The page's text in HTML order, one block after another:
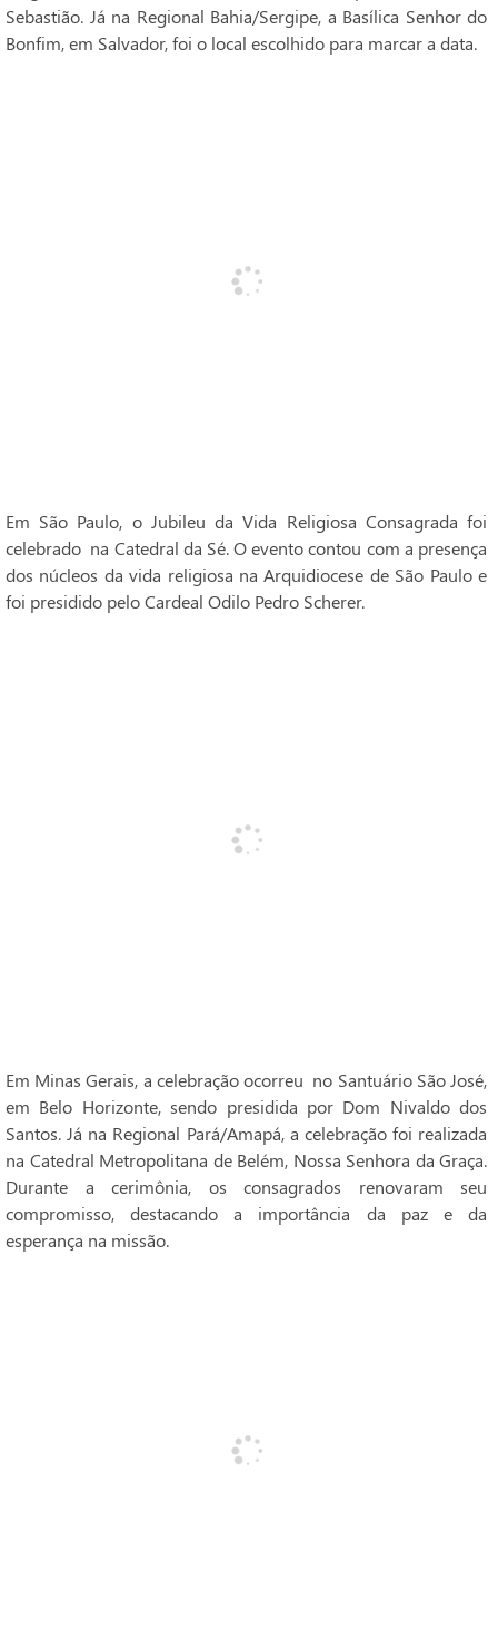
Sebastião. Já na Regional Bahia/Sergipe, a Basílica Senhor do
Bonfim, em Salvador, foi o local escolhido para marcar a data.
Em São Paulo, o Jubileu da Vida Religiosa Consagrada foi
celebrado na Catedral da Sé. O evento contou com a presença
dos núcleos da vida religiosa na Arquidiocese de São Paulo e
foi presidido pelo Cardeal Odilo Pedro Scherer.
Em Minas Gerais, a celebração ocorreu no Santuário São José,
em Belo Horizonte, sendo presidida por Dom Nivaldo dos
Santos. Já na Regional Pará/Amapá, a celebração foi realizada
na Catedral Metropolitana de Belém, Nossa Senhora da Graça.
Durante a cerimônia, os consagrados renovaram seu
compromisso, destacando a importância da paz e da
esperança na missão.